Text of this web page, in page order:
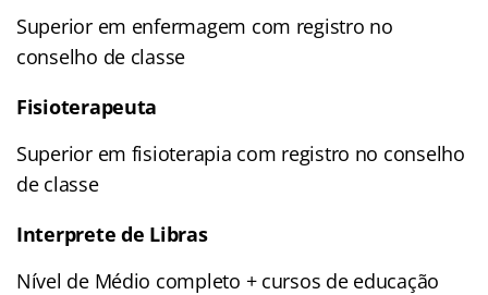
Superior em enfermagem com registro no
conselho de classe
Fisioterapeuta
Superior em fisioterapia com registro no conselho
de classe
Interprete de Libras
Nível de Médio completo + cursos de educação